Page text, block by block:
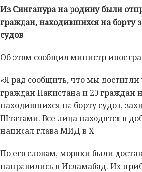
Из Сингапура на родину были
граждан, находившихся на
судов.
Об этом сообщил министр
«Я рад сообщить, что мы
граждан Пакистана и 20 граждан
находившихся на борту судов,
Штатами. Все лица находятся в
написал глава МИД в X.
По его словам, моряки были
направились в Исламабад. Их